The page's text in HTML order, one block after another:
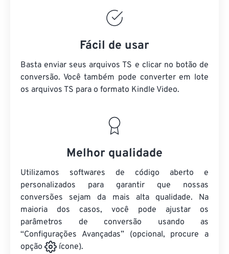
Fácil de usar
Basta enviar seus arquivos TS e clicar no botão de
conversão. Você também pode converter em lote
os arquivos TS para o formato Kindle Video.
Melhor qualidade
Utilizamos softwares de código aberto e
personalizados para garantir que nossas
conversões sejam da mais alta qualidade. Na
maioria dos casos, você pode ajustar os
parâmetros de conversão usando as
“Configurações Avançadas” (opcional, procure a
opção
ícone).